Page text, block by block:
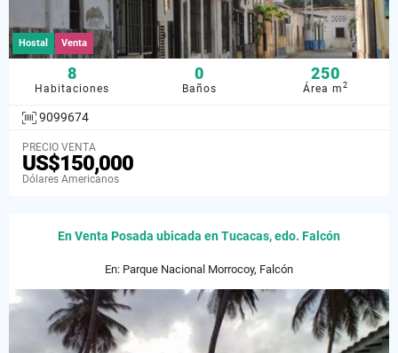
Hostal Venta
8
Habitaciones
0
Baños
250
Área m2
9099674
PRECIO VENTA
US$150,000
Dólares Americanos
En Venta Posada ubicada en Tucacas, edo. Falcón
En: Parque Nacional Morrocoy, Falcón